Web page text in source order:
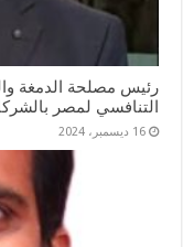
التنافسي لمصر
16 ديسمبر، 2024